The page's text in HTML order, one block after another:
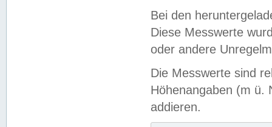
Bei den
Diese Messwerte
oder andere
Die Messwerte sind
Höhenangaben (m ü.
addieren.